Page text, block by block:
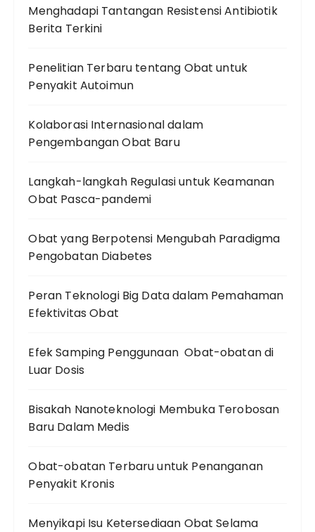
Menghadapi Tantangan Resistensi Antibiotik
Berita Terkini
Penelitian Terbaru tentang Obat untuk
Penyakit Autoimun
Kolaborasi Internasional dalam
Pengembangan Obat Baru
Langkah-langkah Regulasi untuk Keamanan
Obat Pasca-pandemi
Obat yang Berpotensi Mengubah Paradigma
Pengobatan Diabetes
Peran Teknologi Big Data dalam Pemahaman
Efektivitas Obat
Efek Samping Penggunaan Obat-obatan di
Luar Dosis
Bisakah Nanoteknologi Membuka Terobosan
Baru Dalam Medis
Obat-obatan Terbaru untuk Penanganan
Penyakit Kronis
Menyikapi Isu Ketersediaan Obat Selama